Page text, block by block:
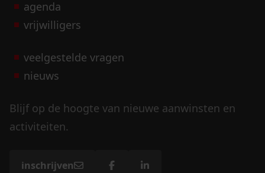
agenda
vrijwilligers
veelgestelde vragen
nieuws
Blijf op de hoogte van nieuwe aanwinsten en
activiteiten.
inschrijven